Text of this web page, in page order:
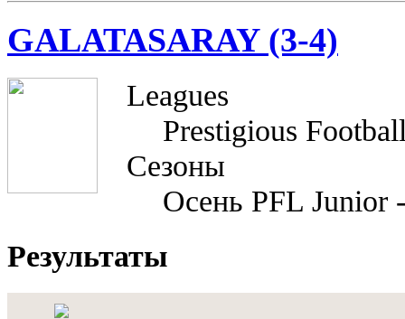
GALATASARAY (3-4)
Leagues
Prestigious
Сезоны
Осень PFL Junior
Результаты